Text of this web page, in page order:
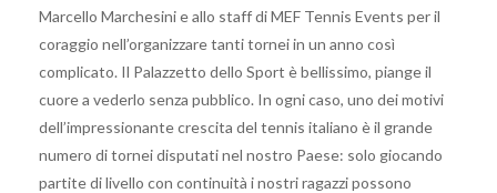
Marcello Marchesini e allo staff di MEF Tennis Events per il
coraggio nell’organizzare tanti tornei in un anno così
complicato. Il Palazzetto dello Sport è bellissimo, piange il
cuore a vederlo senza pubblico. In ogni caso, uno dei motivi
dell’impressionante crescita del tennis italiano è il grande
numero di tornei disputati nel nostro Paese: solo giocando
partite di livello con continuità i nostri ragazzi possono